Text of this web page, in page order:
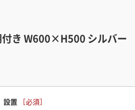
き W600×H500 シルバー
設置